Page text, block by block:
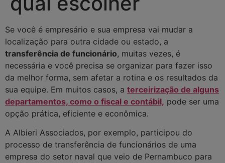
Se você é empresário e sua empresa vai mudar a
localização para outra cidade ou estado, a
transferência de funcionário, muitas vezes, é
necessária e você precisa se organizar para fazer isso
da melhor forma, sem afetar a rotina e os resultados da
sua equipe. Em muitos casos, a terceirização de alguns
departamentos, como o fiscal e contábil, pode ser uma
opção prática, eficiente e econômica.
A Albieri Associados, por exemplo, participou do
processo de transferência de funcionários de uma
empresa do setor naval que veio de Pernambuco para